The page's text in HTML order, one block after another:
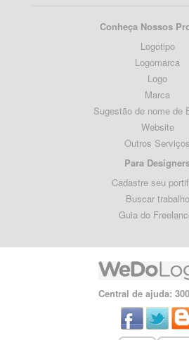
Conheça Nossos
Logotipo
Logomarca
Logo
Marca
Sugestão de nome de
Website
Outros Serviços
Para
Cadastre seu
Buscar trabalho
Guia do
Central de ajuda: